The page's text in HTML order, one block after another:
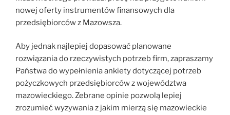
nowej oferty instrumentów finansowych dla
przedsiębiorców z Mazowsza.
Aby jednak najlepiej dopasować planowane
rozwiązania do rzeczywistych potrzeb firm, zapraszamy
Państwa do wypełnienia ankiety dotyczącej potrzeb
pożyczkowych przedsiębiorców z województwa
mazowieckiego. Zebrane opinie pozwolą lepiej
zrozumieć wyzywania z jakim mierzą się mazowieckie